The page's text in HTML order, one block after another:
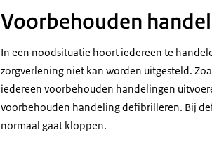
Voorbehouden
In een noodsituatie hoort iedereen te
zorgverlening niet kan worden uitgesteld.
iedereen voorbehouden handelingen
voorbehouden handeling defibrilleren. Bij
normaal gaat kloppen.